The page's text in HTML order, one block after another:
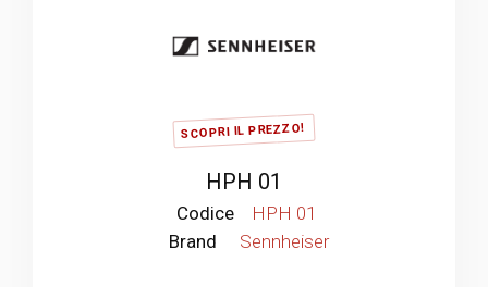
SCOPRI IL PREZZO!
HPH 01
Codice
HPH 01
Brand
Sennheiser